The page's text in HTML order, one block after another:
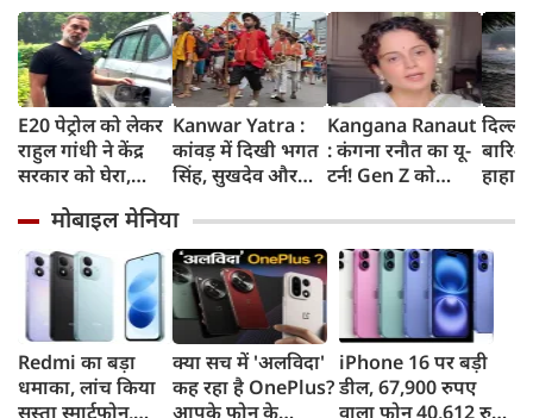
E20 पेट्रोल को लेकर
राहुल गांधी ने केंद्र
सरकार को घेरा,
लोगों की गाड़ियां हो
रहीं खराब, BJP ने
बताया खराब
पटकथा
Kanwar Yatra :
कांवड़ में दिखी भगत
सिंह, सुखदेव और
अमरगाथा,
शिवभक्तों ने अनोखे
अंदाज में दी
श्रद्धांजलि
Kangana Ranaut
: कंगना रनौत का यू-
टर्न! Gen Z को
'सबसे बड़ी ताकत',
कुछ दिन पहले
प्रदर्शनकारियों को
कहा था 'जेनरेशन
गटर'
जाम
सड़कों
तक
मोबाइल मेनिया
Redmi का बड़ा
धमाका, लांच किया
सस्ता स्मार्टफोन,
क्या सच में 'अलविदा'
कह रहा है OnePlus?
आपके फोन के
iPhone 16 पर बड़ी
डील, 67,900 रुपए
वाला फोन 40,612 रुपए